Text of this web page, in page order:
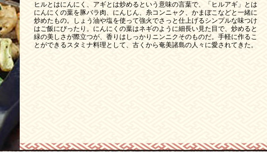
ヒルとはにんにく、アギとは炒めるという意味の言葉で、「ヒルアギ」とは
にんにくの葉を豚バラ肉、にんじん、糸コンニャク、かまぼこなどと一緒に
炒めたもの。しょう油や塩を使って強火でさっと仕上げるシンプルな味つけ
はご飯にぴったり。にんにくの葉はネギのように細長い見た目で、炒めると
緑の美しさが際立つが、香りはしっかりニンニクそのものだ。手軽に作るこ
とができるスタミナ料理として、古くから奄美諸島の人々に愛されてきた。